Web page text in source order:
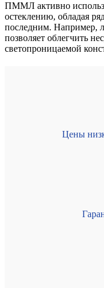
ПММЛ активно
остеклению, обладая
последним. Например,
позволяет облегчить
светопроницаемой
Цены